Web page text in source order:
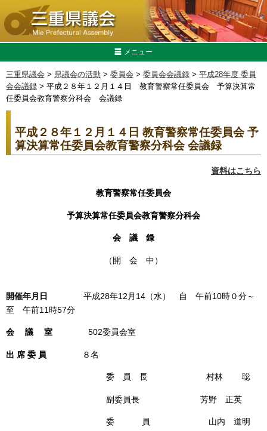
メニュー
三重県議会 > 県議会の活動 > 委員会 > 委員会会議録 > 平成28年度 委員
会会議録 > 平成２８年１２月１４日 教育警察常任委員会 予算決算常
任委員会教育警察分科会 会議録
平成２８年１２月１４日 教育警察常任委員会 予
算決算常任委員会教育警察分科会 会議録
資料はこちら
教育警察常任委員会
予算決算常任委員会教育警察分科会
会 議 録
（開 会 中）
開催年月日
平成28年12月14（水） 自 午前10時０分～
至 午前11時57分
会 議 室 502委員会室
出 席 委 員 ８名
委 員 長 村林 聡
副委員長 芳野 正英
委 員 山内 道明